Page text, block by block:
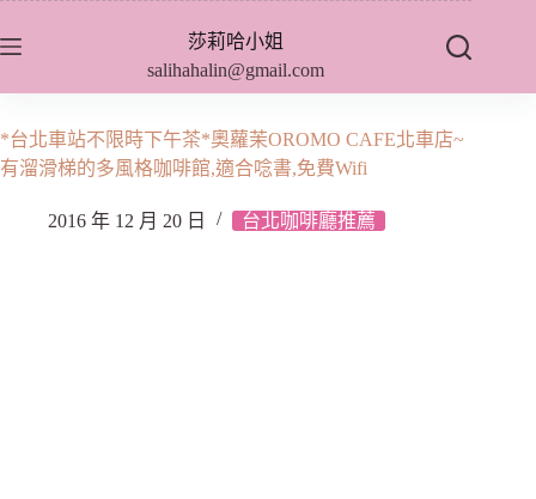
至
內
容
莎莉哈小姐
salihahalin@gmail.com
*台北車站不限時下午茶*奧蘿茉OROMO CAFE北車店~
有溜滑梯的多風格咖啡館,適合唸書,免費Wifi
2016 年 12 月 20 日 台北咖啡廳推薦